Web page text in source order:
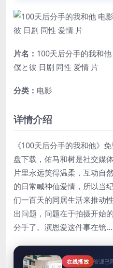
片名： 100天后分手的我和
僕と彼 日剧 同性 爱情 片
分类： 电影
详情介绍
《100天后分手的我和他》
盘下载，佑马和树是社交媒
片里永远笑得温柔，互动自
的日常喊神仙爱情，所以当
们一百天的同居生活来推动
出问题，问题在于拍摄开始
分手了。演恩爱这件事在镜…
在线播放 资源已